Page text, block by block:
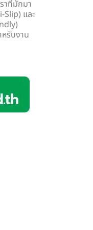
าที่มักมา
และ
รับงาน